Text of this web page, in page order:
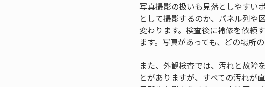
写真撮影の扱いも見落としやすい
として撮影するのか、パネル列や
変わります。検査後に補修を依頼
ます。写真があっても、どの場所
また、外観検査では、汚れと故障
とがありますが、すべての汚れが